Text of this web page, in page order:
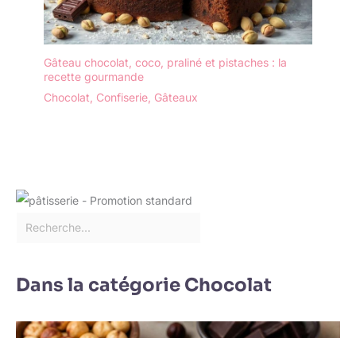
Gâteau chocolat, coco, praliné et pistaches : la
recette gourmande
Chocolat Confiserie Gâteaux
Dans la catégorie Chocolat